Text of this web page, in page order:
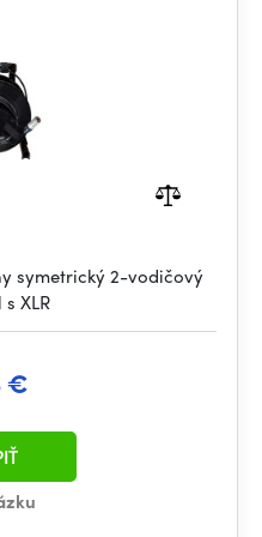
symetrický 2-vodičový
XLR
€